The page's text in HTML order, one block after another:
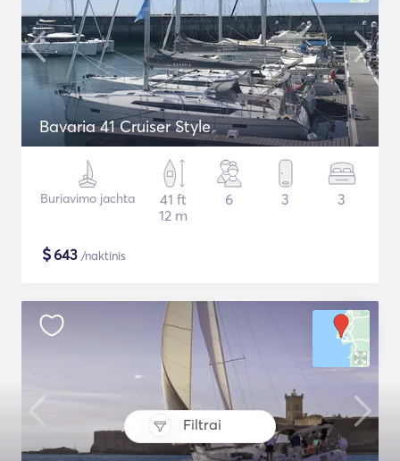
Filtrai
Bavaria 41 Cruiser Style
Buriavimo jachta
41 ft
12 m
6 3 3
$643 /naktinis